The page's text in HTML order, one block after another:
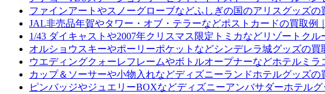
ファインアートやスノーグローブなどふしぎの国のアリスグッズの
JAL非売品年賀やタワー・オブ・テラーなどポストカードの買取例
1/43 ダイキャストや2007年クリスマス限定トミカなどリゾートク
オルショウスキーやポーリーポケットなどシンデレラ城グッズの買
ウエディングクォーレフレームやボトルオープナーなどホテルミラ
カップ＆ソーサーや小物入れなどディズニーランドホテルグッズ
ピンバッジやジュエリーBOXなどディズニーアンバサダーホテル